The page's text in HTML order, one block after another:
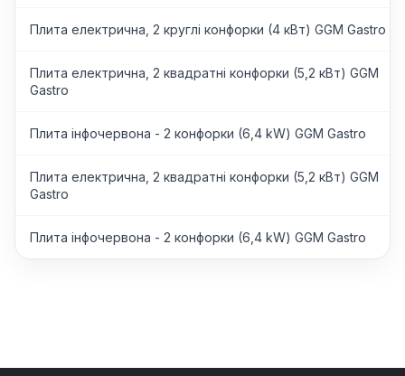
Плита електрична, 2 круглі конфорки (4 кВт) GGM Gastro
Плита електрична, 2 квадратні конфорки (5,2 кВт) GGM
Gastro
Плита інфочервона - 2 конфорки (6,4 kW) GGM Gastro
Плита електрична, 2 квадратні конфорки (5,2 кВт) GGM
Gastro
Плита інфочервона - 2 конфорки (6,4 kW) GGM Gastro